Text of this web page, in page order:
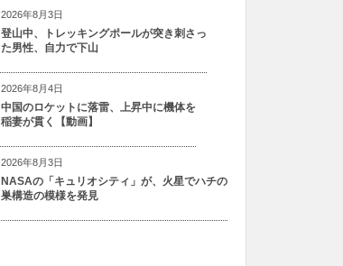
2026年8月3日
登山中、トレッキングポールが突き刺さっ
た男性、自力で下山
2026年8月4日
中国のロケットに落雷、上昇中に機体を
稲妻が貫く【動画】
2026年8月3日
NASAの「キュリオシティ」が、火星でハチの
巣構造の模様を発見